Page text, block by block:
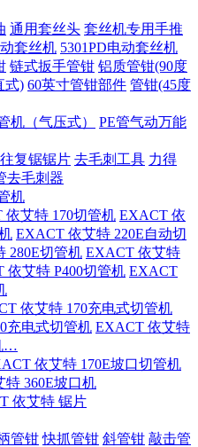
通用套丝头 套丝机专用手推
套丝机 5301PD电动套丝机
链式扳手管钳 铝质管钳(90度
式) 60英寸管钳部件 管钳(45度
机（气压式）
PE管气动万能
往复锯锯片 去毛刺工具 力得
去毛刺器
机
依艾特 170切管机 EXACT 依
EXACT 依艾特 220E自动切
280E切管机 EXACT 依艾特
依艾特 P400切管机 EXACT
依艾特 170充电式切管机
充电式切管机 EXACT 依艾特
…
依艾特 170E坡口切管机
360E坡口机
依艾特 锯片
管钳 快抓管钳 斜管钳 敲击管